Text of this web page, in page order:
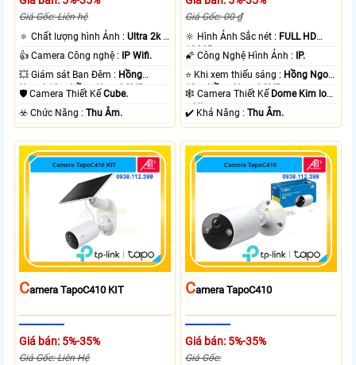
Giá Gốc: Liên hệ
🔅 Chất lượng hình Ảnh :Ultra 2k +
.
👍 Camera Công nghệ :
IP Wifi.
💥 Giám sát Ban Đêm : Hồng
Ngoại 10m Hồng Ngoại SMD.
🛡 Camera Thiết KếCube.
️☣️ Chức Năng :Thu Âm.
Giá Gốc: 00 ₫
🔆 Hình Ảnh Sắc nét : FULL HD
1080P .
🌠 Công Nghệ Hình Ảnh :
IP.
⭐ Khi xem thiếu sáng : Hồng Ngoại
10m Hồng Ngoại SMD.
🕸️ Camera Thiết Kế Dome Kim loại
+ Nhựa.
️✔️ Khả Năng :Thu Âm.
CAmera TapoC410 KIT
Giá bán: 5%-35%
Giá Gốc: Liên Hệ
CAmera TapoC410
Giá bán: 5%-35%
Giá Gốc: